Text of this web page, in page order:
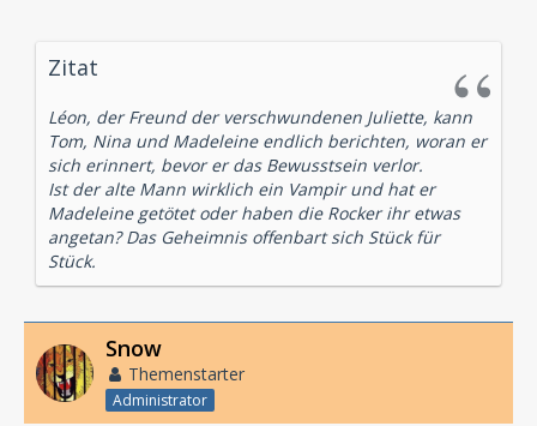
Zitat
Léon, der Freund der verschwundenen Juliette, kann
Tom, Nina und Madeleine endlich berichten, woran er
sich erinnert, bevor er das Bewusstsein verlor.
Ist der alte Mann wirklich ein Vampir und hat er
Madeleine getötet oder haben die Rocker ihr etwas
angetan? Das Geheimnis offenbart sich Stück für
Stück.
Snow
Themenstarter
Administrator